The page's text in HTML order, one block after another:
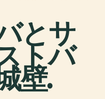
とサ
トバ
壁.